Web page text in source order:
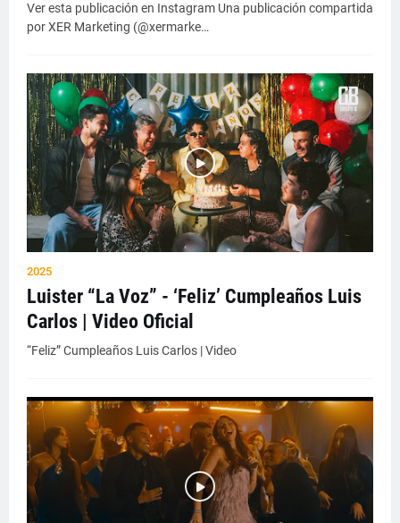
Ver esta publicación en Instagram Una publicación compartida
por XER Marketing (@xermarke…
2025
Luister “La Voz” - ‘Feliz’ Cumpleaños Luis
Carlos | Video Oficial
“Feliz” Cumpleaños Luis Carlos | Video